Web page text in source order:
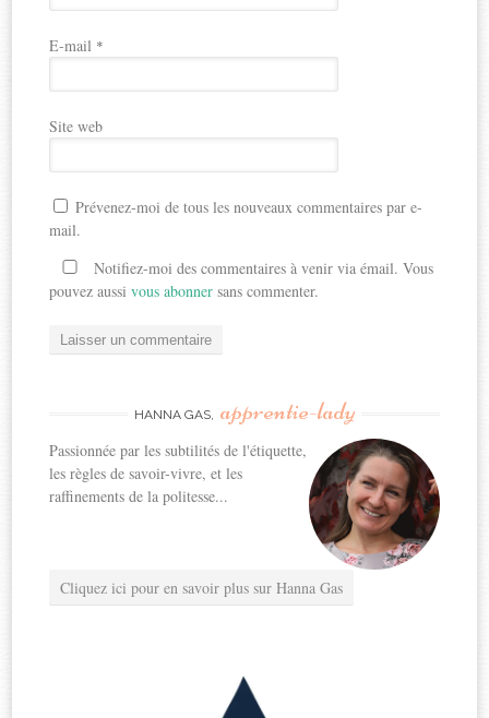
E-mail *
Site web
Prévenez-moi de tous les nouveaux commentaires par e-
mail.
Notifiez-moi des commentaires à venir via émail. Vous
pouvez aussivous abonner sans commenter.
HANNA GAS, apprentie-lady
Passionnée par les subtilités de l'étiquette,
les règles de savoir-vivre, et les
raffinements de la politesse...
Cliquez ici pour en savoir plus sur Hanna Gas